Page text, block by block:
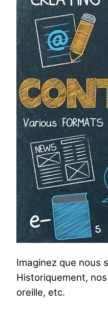
Imaginez que nous
Historiquement,
oreille, etc.